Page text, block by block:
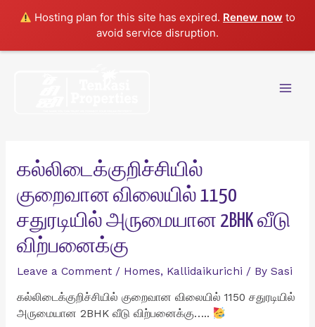
Hosting plan for this site has expired. Renew now to
avoid service disruption.
கல்லிடைக்குறிச்சியில்
குறைவான விலையில் 1150
சதுரடியில் அருமையான 2BHK வீடு
விற்பனைக்கு
Leave a Comment / Homes, Kallidaikurichi / By Sasi
கல்லிடைக்குறிச்சியில் குறைவான விலையில் 1150 சதுரடியில்
அருமையான 2BHK வீடு விற்பனைக்கு…..